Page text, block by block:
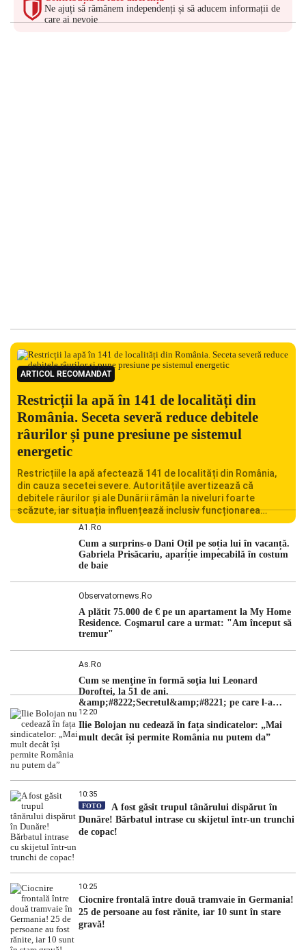
Ne ajuți să rămânem independenți și să aducem informații de
care ai nevoie
ARTICOL RECOMANDAT
Restricții la apă în 141 de localități din
România. Seceta severă reduce debitele
râurilor și pune presiune pe sistemul
energetic
Restricțiile la apă afectează 141 de localități din România,
din cauza secetei severe. Autoritățile avertizează că
debitele râurilor și ale Dunării rămân la niveluri foarte
scăzute, iar situația influențează inclusiv funcționarea
Centralei Nucleare de la Cernavodă. România se confruntă
hidrologic din ultimii ani. Lipsa […]
A1.ro
Cum a surprins-o Dani Oțil pe soția lui în vacanță.
Gabriela Prisăcariu, apariție impecabilă în costum
de baie
Observatornews.ro
A plătit 75.000 de € pe un apartament la My Home
Residence. Coşmarul care a urmat: "Am început să
tremur"
As.ro
Cum se menţine în formă soţia lui Leonard
Doroftei, la 51 de ani.
&amp;#8222;Secretul&amp;#8221; pe care l-a
dezvăluit
12:20
Ilie Bolojan nu cedează în fața sindicatelor: „Mai
mult decât își permite România nu putem da”
10:35
FOTO
A fost găsit trupul tânărului dispărut în
Dunăre! Bărbatul intrase cu skijetul într-un trunchi
de copac!
10:25
Ciocnire frontală între două tramvaie în Germania!
25 de persoane au fost rănite, iar 10 sunt în stare
gravă!